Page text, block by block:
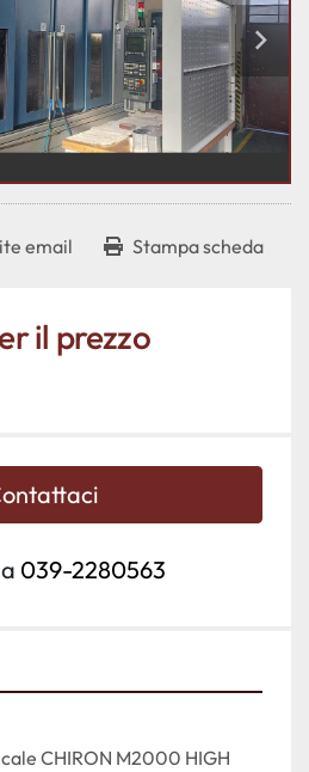
email Stampa scheda
il prezzo
039-2280563
CHIRON M2000 HIGH